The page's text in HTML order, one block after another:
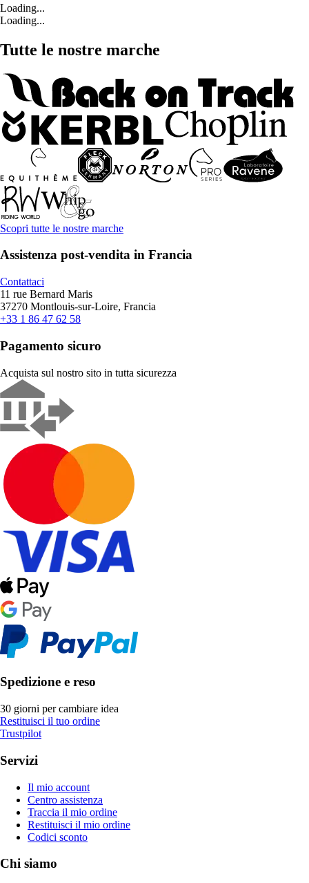
Loading...
Loading...
Tutte le nostre marche
Scopri tutte le nostre marche
Assistenza post-vendita in Francia
Contattaci
11 rue Bernard Maris
37270 Montlouis-sur-Loire, Francia
+33 1 86 47 62 58
Pagamento sicuro
Acquista sul nostro sito in tutta sicurezza
Spedizione e reso
30 giorni per cambiare idea
Restituisci il tuo ordine
Trustpilot
Servizi
Il mio account
Centro assistenza
Traccia il mio ordine
Restituisci il mio ordine
Codici sconto
Chi siamo